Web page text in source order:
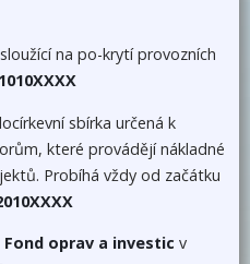
na po-krytí provozních
sbírka určená k
které provádějí nákladné
Probíhá vždy od začátku
Fond oprav a investic v